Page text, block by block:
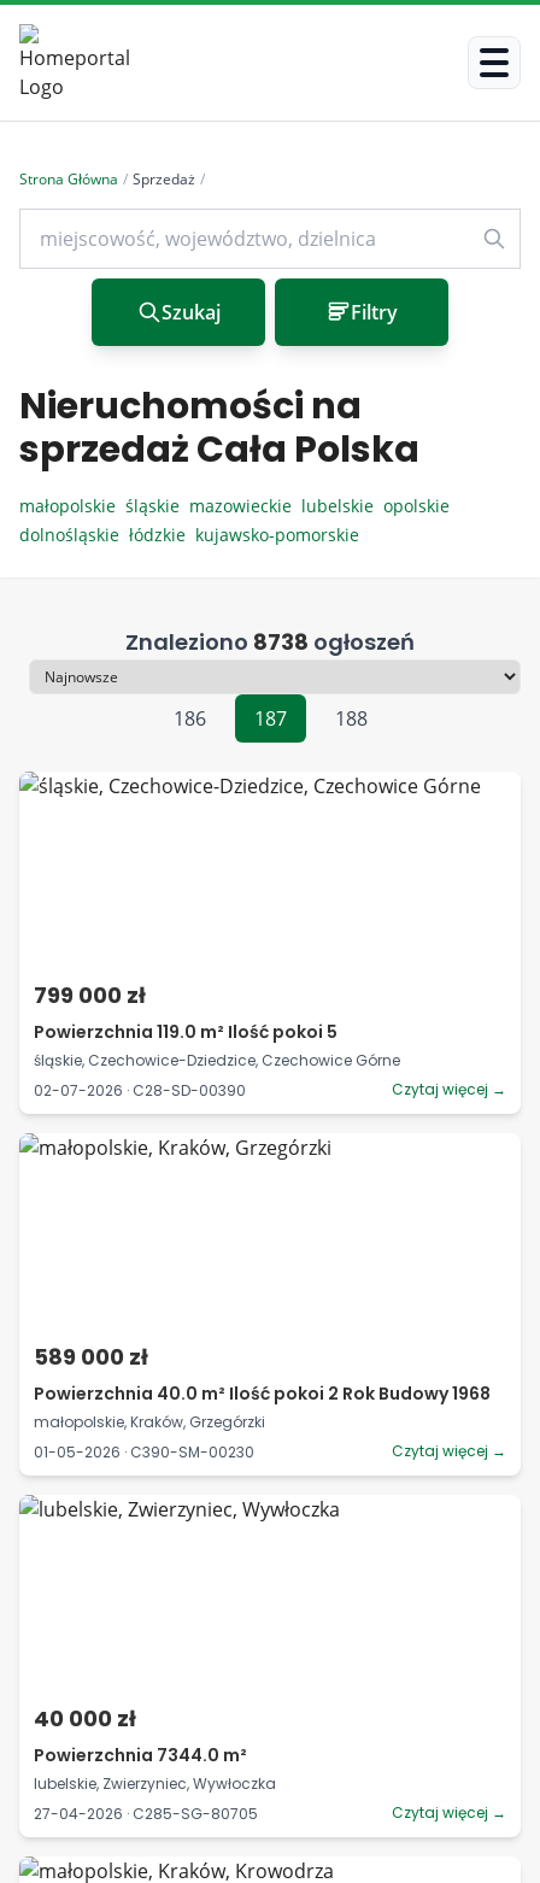
Strona Główna / Sprzedaż /
Szukaj Filtry
Nieruchomości na
sprzedaż Cała Polska
małopolskie śląskie mazowieckie lubelskie opolskie
dolnośląskie łódzkie kujawsko-pomorskie
Znaleziono 8738 ogłoszeń
Sortowanie
186
187 188
799 000 zł
Powierzchnia 119.0 m² Ilość pokoi 5
śląskie, Czechowice-Dziedzice, Czechowice Górne
02-07-2026 · C28-SD-00390
Czytaj więcej →
589 000 zł
Powierzchnia 40.0 m² Ilość pokoi 2 Rok Budowy 1968
małopolskie, Kraków, Grzegórzki
01-05-2026 · C390-SM-00230
Czytaj więcej →
40 000 zł
Powierzchnia 7344.0 m²
lubelskie, Zwierzyniec, Wywłoczka
27-04-2026 · C285-SG-80705
Czytaj więcej →